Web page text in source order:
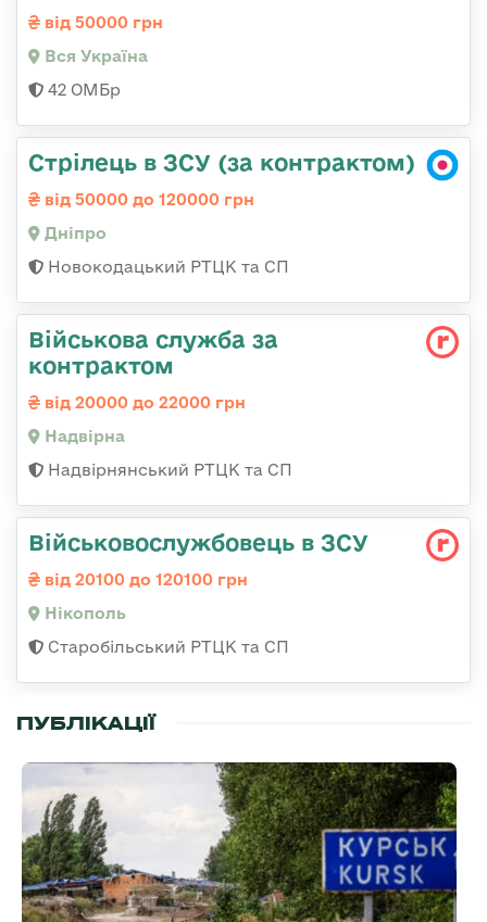
від 50000 грн
Вся Україна
42 ОМБр
Стрілець в ЗСУ (за контрактом)
від 50000 до 120000 грн
Дніпро
Новокодацький РТЦК та СП
Військова служба за
контрактом
від 20000 до 22000 грн
Надвірна
Надвірнянський РТЦК та СП
Військовослужбовець в ЗСУ
від 20100 до 120100 грн
Нікополь
Старобільський РТЦК та СП
ПУБЛІКАЦІЇ